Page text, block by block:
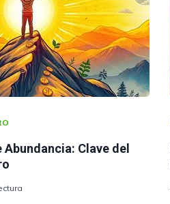
Clave del